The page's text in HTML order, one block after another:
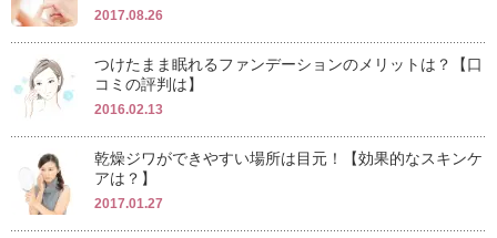
2017.08.26
つけたまま眠れるファンデーションのメリットは？【口
コミの評判は】
2016.02.13
乾燥ジワができやすい場所は目元！【効果的なスキンケ
アは？】
2017.01.27